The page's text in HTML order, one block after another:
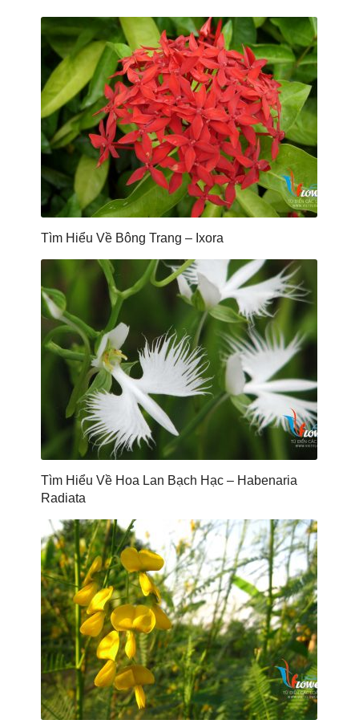
Tìm Hiểu Về Bông Trang – Ixora
Tìm Hiểu Về Hoa Lan Bạch Hạc – Habenaria
Radiata